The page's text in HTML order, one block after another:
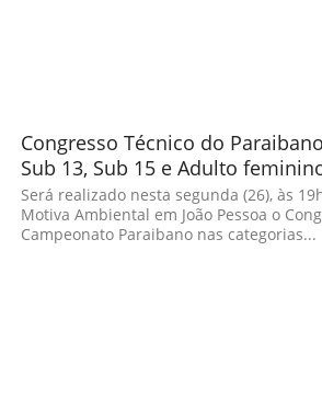
Congresso Técnico do
Sub 13, Sub 15 e Adulto
Será realizado nesta segunda (26), às
Motiva Ambiental em João Pessoa o
Campeonato Paraibano nas categorias...